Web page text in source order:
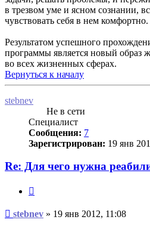
в трезвом уме и ясном сознании,
чувствовать себя в нем комфортно.
Результатом успешного
программы является новый образ
во всех жизненных сферах.
Вернуться к началу
stebnev
Не в сети
Специалист
Сообщения: 7
Зарегистрирован: 19 янв
Re: Для чего нужна
Сообщение
stebnev » 19 янв 2012, 11:08